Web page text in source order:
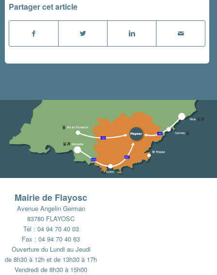
Partager cet article
Mairie de Flayosc
Avenue Angelin German
83780 FLAYOSC
Tél : 04 94 70 40 03
Fax : 04 94 70 40 63
Ouverture du Lundi au Jeudi
de 8h30 à 12h et de 13h30 à 17h
Vendredi de 8h30 à 15h00